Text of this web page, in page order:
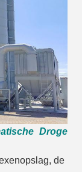
Droge
de